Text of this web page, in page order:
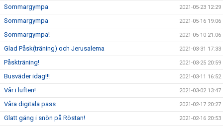
Sommargympa 2021-05-23 12:29
Sommargympa 2021-05-16 19:06
Sommargympa! 2021-05-10 21:06
Glad Påsk(träning) och Jerusalema 2021-03-31 17:33
Påskträning! 2021-03-25 20:59
Busväder idag!!! 2021-03-11 16:52
Vår i luften! 2021-03-02 13:47
Våra digitala pass 2021-02-17 20:27
Glatt gäng i snön på Röstan! 2021-02-16 20:53